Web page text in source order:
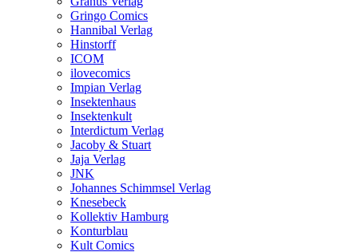
Gringo Comics
Hannibal Verlag
Hinstorff
ICOM
ilovecomics
Impian Verlag
Insektenhaus
Insektenkult
Interdictum Verlag
Jacoby & Stuart
Jaja Verlag
JNK
Johannes Schimmsel Verlag
Knesebeck
Kollektiv Hamburg
Konturblau
Kult Comics